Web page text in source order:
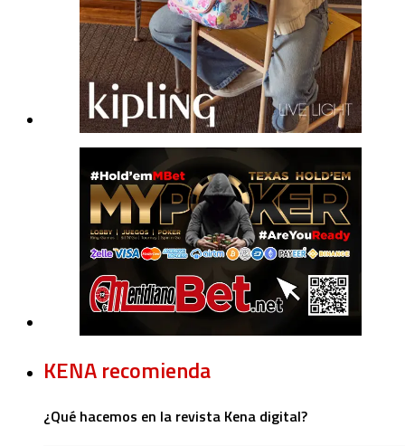
KENA recomienda
¿Qué hacemos en la revista Kena digital?